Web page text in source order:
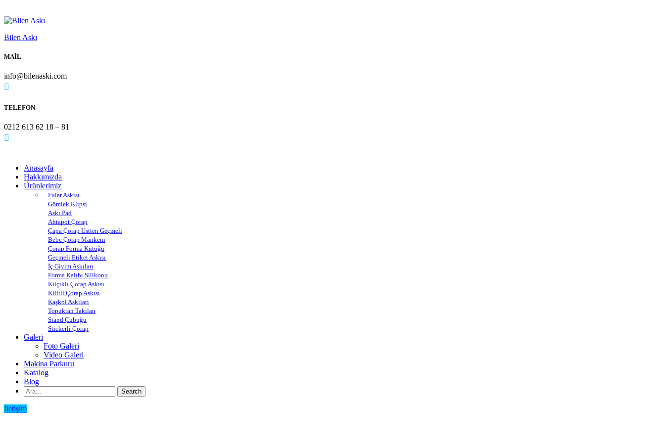
Bilen Askı
MAİL
info@bilenaski.com
TELEFON
0212 613 62 18 – 81
Anasayfa
Hakkımızda
Ürünlerimiz
Fular Askısı
Gömlek Klipsi
Askı Pad
Ahtapot Çorap
Çapa Çorap Üstten Geçmeli
Bebe Çorap Mankeni
Çorap Forma Kütüğü
Geçmeli Etiket Askısı
İç Giyim Askıları
Forma Kalıbı Silikonu
Kılçıklı Çorap Askısı
Kilitli Çorap Askısı
Kaşkol Askıları
Topuktan Takılan
Stand Çubuğu
Stickerli Çorap
Galeri
Foto Galeri
Video Galeri
Makina Parkuru
Katalog
Blog
İletişim